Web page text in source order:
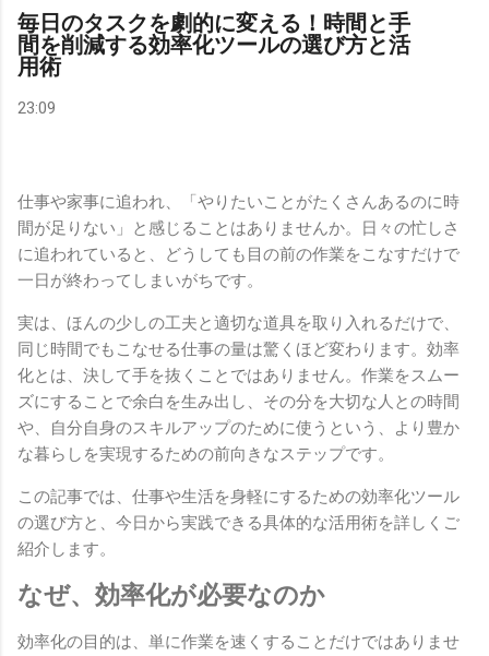
毎日のタスクを劇的に変える！時間と手
間を削減する効率化ツールの選び方と活
用術
23:09
仕事や家事に追われ、「やりたいことがたくさんあるのに時
間が足りない」と感じることはありませんか。日々の忙しさ
に追われていると、どうしても目の前の作業をこなすだけで
一日が終わってしまいがちです。
実は、ほんの少しの工夫と適切な道具を取り入れるだけで、
同じ時間でもこなせる仕事の量は驚くほど変わります。効率
化とは、決して手を抜くことではありません。作業をスムー
ズにすることで余白を生み出し、その分を大切な人との時間
や、自分自身のスキルアップのために使うという、より豊か
な暮らしを実現するための前向きなステップです。
この記事では、仕事や生活を身軽にするための効率化ツール
の選び方と、今日から実践できる具体的な活用術を詳しくご
紹介します。
なぜ、効率化が必要なのか
効率化の目的は、単に作業を速くすることだけではありませ